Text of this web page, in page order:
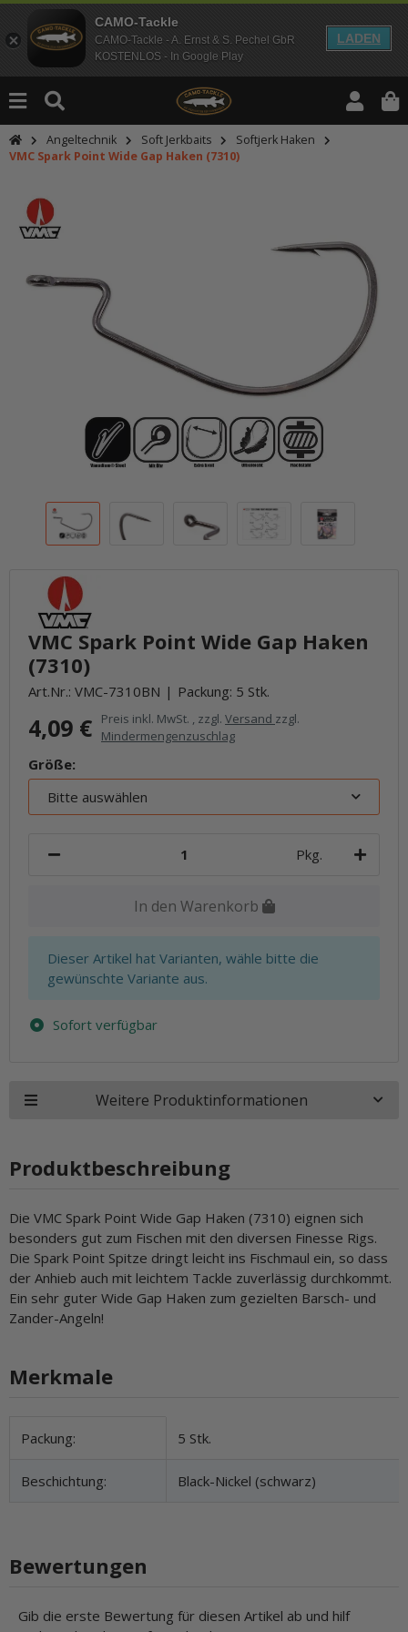
CAMO-Tackle
CAMO-Tackle - A. Ernst & S. Pechel GbR
KOSTENLOS - In Google Play
LADEN
Angeltechnik Soft Jerkbaits
Softjerk Haken
VMC Spark Point Wide Gap Haken (7310)
VMC Spark Point Wide Gap Haken
(7310)
Art.Nr.: VMC-7310BN Packung: 5 Stk.
4,09 € Preis inkl. MwSt. , zzgl. Versand zzgl.
Mindermengenzuschlag
Größe:
Bitte auswählen
Pkg.
In den Warenkorb
x
Dieser Artikel hat Varianten, wähle bitte die
gewünschte Variante aus.
Sofort verfügbar
Weitere Produktinformationen
Produktbeschreibung
Die VMC Spark Point Wide Gap Haken (7310) eignen sich
besonders gut zum Fischen mit den diversen Finesse Rigs.
Die Spark Point Spitze dringt leicht ins Fischmaul ein, so dass
der Anhieb auch mit leichtem Tackle zuverlässig durchkommt.
Ein sehr guter Wide Gap Haken zum gezielten Barsch- und
Zander-Angeln!
Merkmale
Produkteigenschaft
Wert
Packung: 5 Stk.
Beschichtung: Black-Nickel (schwarz)
Bewertungen
Gib die erste Bewertung für diesen Artikel ab und hilf